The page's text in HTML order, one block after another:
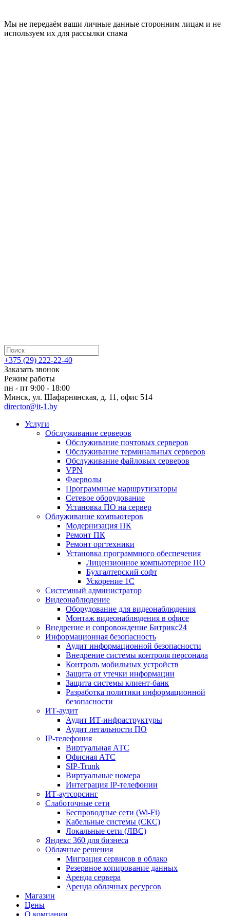
Мы не передаём ваши личные данные сторонним лицам и не
используем их для рассылки спама
+375 (29) 222-22-40
Заказать звонок
Режим работы
пн - пт 9:00 - 18:00
Минск, ул. Шафарнянская, д. 11, офис 514
director@it-1.by
Услуги
Обслуживание серверов
Обслуживание почтовых серверов
Обслуживание терминальных серверов
Обслуживание файловых серверов
VPN
Фаерволы
Программные маршрутизаторы
Сетевое оборудование
Установка ПО на сервер
Облуживание компьютеров
Модернизация ПК
Ремонт ПК
Ремонт оргтехники
Установка программного обеспечения
Лицензионное компьютерное ПО
Бухгалтерский софт
Ускорение 1С
Системный администратор
Видеонаблюдение
Оборудование для видеонаблюдения
Монтаж видеонаблюдения в офисе
Внедрение и сопровождение Битрикс24
Информационная безопасность
Аудит информационной безопасности
Внедрение системы контроля персонала
Контроль мобильных устройств
Защита от утечки информации
Защита системы клиент-банк
Разработка политики информационной
безопасности
ИТ-аудит
Аудит ИТ-инфраструктуры
Аудит легальности ПО
IP-телефония
Виртуальная АТС
Офисная АТС
SIP-Trunk
Виртуальные номера
Интеграция IP-телефонии
ИТ-аутсорсинг
Слаботочные сети
Беспроводные сети (Wi-Fi)
Кабельные системы (СКС)
Локальные сети (ЛВС)
Яндекс 360 для бизнеса
Облачные решения
Миграция сервисов в облако
Резервное копирование данных
Аренда сервера
Аренда облачных ресурсов
Магазин
Цены
О компании